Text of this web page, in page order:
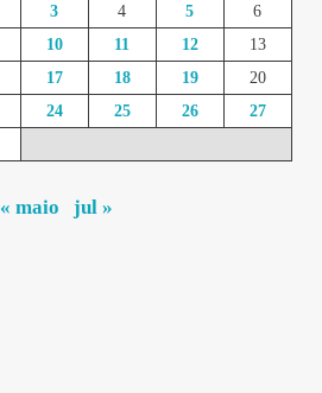
3 4 5
6
10 11 12
13
17 18 19
20
24 25 26
27
« maio jul »